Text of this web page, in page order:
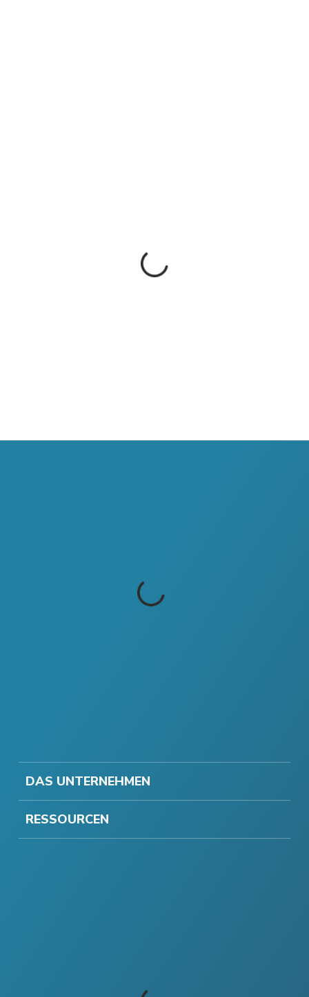
DAS UNTERNEHMEN
RESSOURCEN